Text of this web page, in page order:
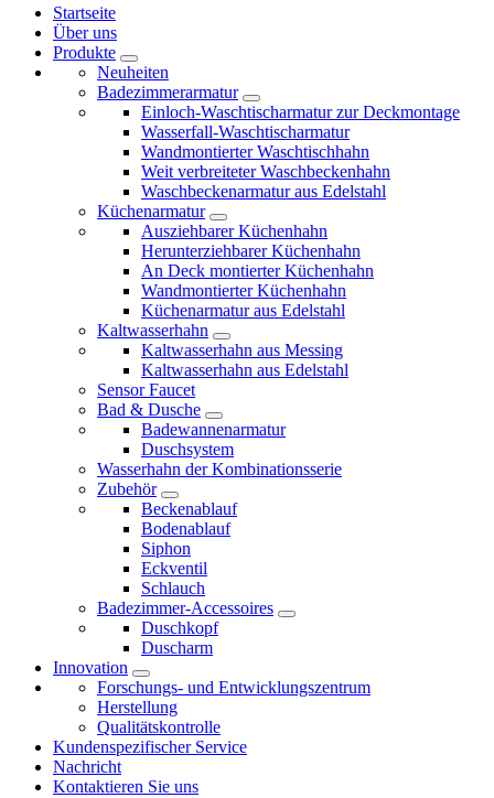
Startseite
Über uns
Produkte
Neuheiten
Badezimmerarmatur
Einloch-Waschtischarmatur zur Deckmontage
Wasserfall-Waschtischarmatur
Wandmontierter Waschtischhahn
Weit verbreiteter Waschbeckenhahn
Waschbeckenarmatur aus Edelstahl
Küchenarmatur
Ausziehbarer Küchenhahn
Herunterziehbarer Küchenhahn
An Deck montierter Küchenhahn
Wandmontierter Küchenhahn
Küchenarmatur aus Edelstahl
Kaltwasserhahn
Kaltwasserhahn aus Messing
Kaltwasserhahn aus Edelstahl
Sensor Faucet
Bad & Dusche
Badewannenarmatur
Duschsystem
Wasserhahn der Kombinationsserie
Zubehör
Beckenablauf
Bodenablauf
Siphon
Eckventil
Schlauch
Badezimmer-Accessoires
Duschkopf
Duscharm
Innovation
Forschungs- und Entwicklungszentrum
Herstellung
Qualitätskontrolle
Kundenspezifischer Service
Nachricht
Kontaktieren Sie uns